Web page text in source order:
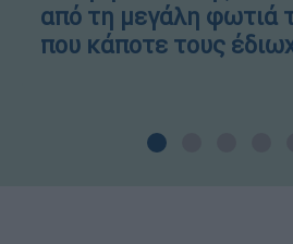
από τη μεγάλη φωτιά
που κάποτε τους